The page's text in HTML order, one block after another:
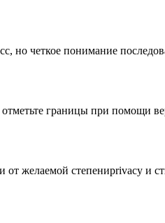
но четкое понимание
границы при помощи
желаемой степениprivacy и